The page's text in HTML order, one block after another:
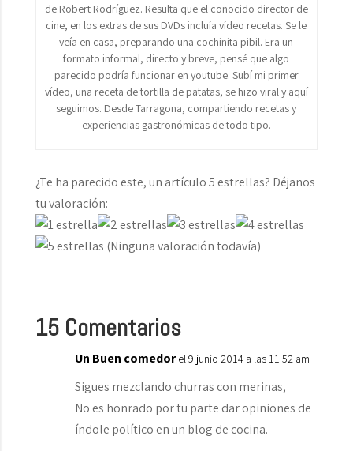
de Robert Rodríguez. Resulta que el conocido director de
cine, en los extras de sus DVDs incluía vídeo recetas. Se le
veía en casa, preparando una cochinita pibil. Era un
formato informal, directo y breve, pensé que algo
parecido podría funcionar en youtube. Subí mi primer
vídeo, una receta de tortilla de patatas, se hizo viral y aquí
seguimos. Desde Tarragona, compartiendo recetas y
experiencias gastronómicas de todo tipo.
¿Te ha parecido este, un artículo 5 estrellas? Déjanos
tu valoración:
(Ninguna valoración todavía)
15 Comentarios
Un Buen comedor el 9 junio 2014 a las 11:52 am
Sigues mezclando churras con merinas,
No es honrado por tu parte dar opiniones de
índole político en un blog de cocina.